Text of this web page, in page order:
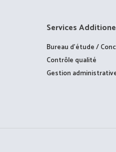
Services
Bureau d’étude /
Contrôle qualité
Gestion